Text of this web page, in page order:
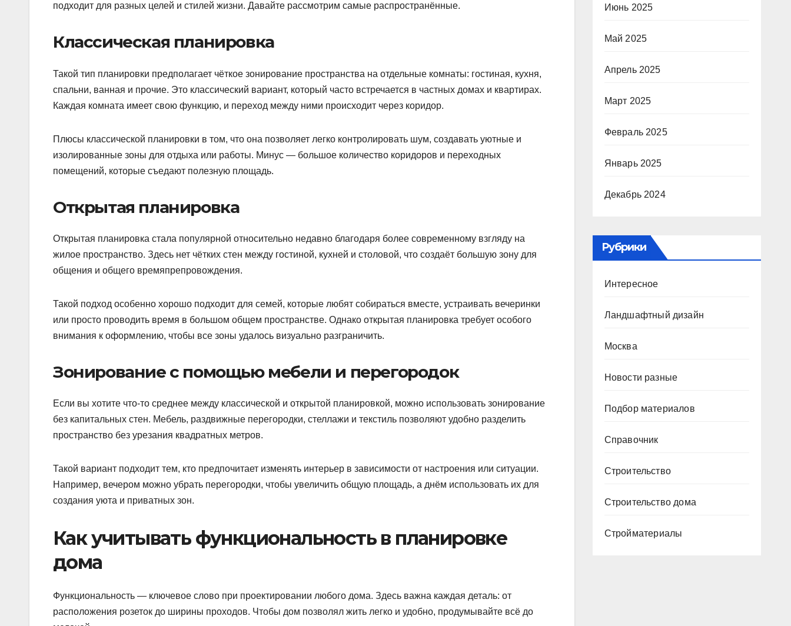
подходит для разных целей и стилей жизни. Давайте рассмотрим самые распространённые.
Классическая планировка
Такой тип планировки предполагает чёткое зонирование пространства на отдельные комнаты: гостиная, кухня,
спальни, ванная и прочие. Это классический вариант, который часто встречается в частных домах и квартирах.
Каждая комната имеет свою функцию, и переход между ними происходит через коридор.
Плюсы классической планировки в том, что она позволяет легко контролировать шум, создавать уютные и
изолированные зоны для отдыха или работы. Минус — большое количество коридоров и переходных
помещений, которые съедают полезную площадь.
Открытая планировка
Открытая планировка стала популярной относительно недавно благодаря более современному взгляду на
жилое пространство. Здесь нет чётких стен между гостиной, кухней и столовой, что создаёт большую зону для
общения и общего времяпрепровождения.
Такой подход особенно хорошо подходит для семей, которые любят собираться вместе, устраивать вечеринки
или просто проводить время в большом общем пространстве. Однако открытая планировка требует особого
внимания к оформлению, чтобы все зоны удалось визуально разграничить.
Зонирование с помощью мебели и перегородок
Если вы хотите что-то среднее между классической и открытой планировкой, можно использовать зонирование
без капитальных стен. Мебель, раздвижные перегородки, стеллажи и текстиль позволяют удобно разделить
пространство без урезания квадратных метров.
Такой вариант подходит тем, кто предпочитает изменять интерьер в зависимости от настроения или ситуации.
Например, вечером можно убрать перегородки, чтобы увеличить общую площадь, а днём использовать их для
создания уюта и приватных зон.
Как учитывать функциональность в планировке
дома
Функциональность — ключевое слово при проектировании любого дома. Здесь важна каждая деталь: от
расположения розеток до ширины проходов. Чтобы дом позволял жить легко и удобно, продумывайте всё до
Июнь 2025
Май 2025
Апрель 2025
Март 2025
Февраль 2025
Январь 2025
Декабрь 2024
Рубрики
Интересное
Ландшафтный дизайн
Москва
Новости разные
Подбор материалов
Справочник
Строительство
Строительство дома
Стройматериалы